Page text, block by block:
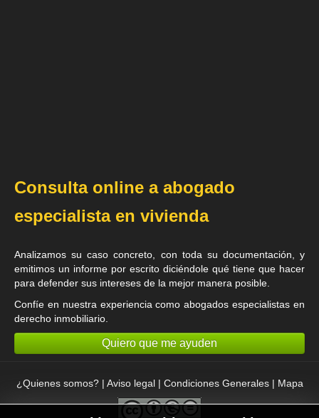
Consulta online a abogado
especialista en vivienda
Analizamos su caso concreto, con toda su documentación, y
emitimos un informe por escrito diciéndole qué tiene que hacer
para defender sus intereses de la mejor manera posible.
Confíe en nuestra experiencia comoabogados especialistas en
derecho inmobiliario
Quiero que me ayuden
¿Quienes somos?| Aviso legal| Condiciones Generales| Mapa